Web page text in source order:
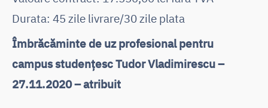
Durata: 45 zile livrare/30 zile plata
Îmbrăcăminte de uz profesional pentru
campus studențesc Tudor Vladimirescu –
27.11.2020 – atribuit